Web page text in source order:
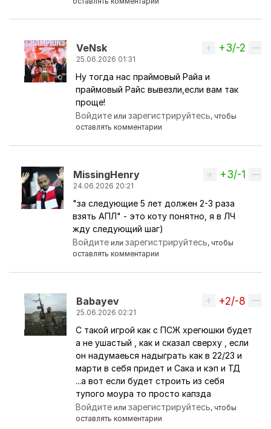
VeNsk
25.06.2026 01:31
Ответ на комментарий пользователя
Вверх
+3/-2
Ну тогда нас праймовый Райа и
праймовый Райс вывезли,если вам так
проще!
Войдите илизарегистрируйтесь, чтобы
оставлять комментарии
MissingHenry
24.06.2026 20:21
Ответ на комментарий пользователя VeNsk
Вверх
+3/-1
"за следующие 5 лет должен 2-3 раза
взять АПЛ" - это коту понятно, я в ЛЧ
жду следующий шаг)
Войдите илизарегистрируйтесь, чтобы
оставлять комментарии
Babayev
25.06.2026 02:21
Ответ на комментарий пользователя
Вверх
+2/-8
С такой игрой как с ПСЖ хрегюшки будет
а не ушастый , как и сказал сверху , если
он надумаеься надыграть как в 22/23 и
марти в себя придет и Сака и кэп и ТД
...а вот если будет строить из себя
тупого моура то просто капзда
Войдите илизарегистрируйтесь, чтобы
оставлять комментарии